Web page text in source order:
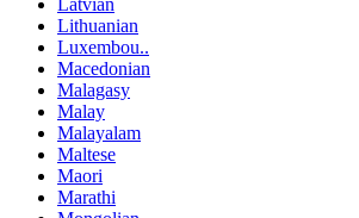
Lithuanian
Luxembou..
Macedonian
Malagasy
Malay
Malayalam
Maltese
Maori
Marathi